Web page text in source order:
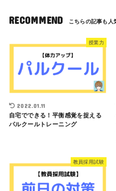
RECOMMEND
授業力
2022.01.11
自宅でできる！平衡感覚を捉える
パルクールトレーニング
教員採用試験